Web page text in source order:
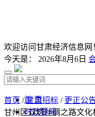
欢迎访问甘肃经济信息网
今天是： 2026年8月6日
首 页
时政要闻
首页 /甘肃招标 / 更正公
甘州区双塔丝绸之路文